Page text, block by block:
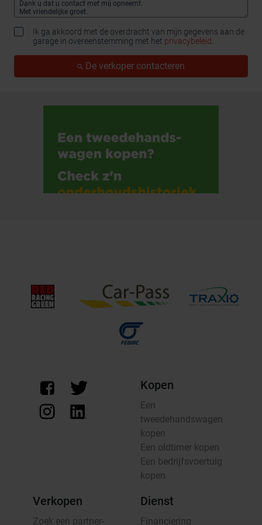
Ik ga akkoord met de overdracht van mijn gegevens aan de
garage in overeenstemming met het privacybeleid.
De verkoper contacteren
Kopen
Een
tweedehandswagen
kopen
Een oldtimer kopen
Een bedrijfsvoertuig
kopen
Verkopen
Zoek een partner-
Dienst
Financiering